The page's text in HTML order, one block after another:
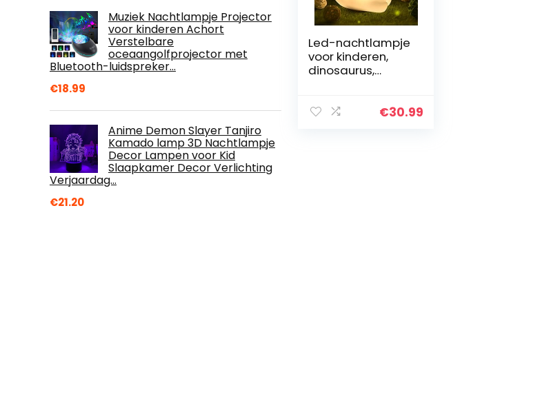
Muziek Nachtlampje Projector
voor kinderen Achort
Verstelbare
oceaangolfprojector met
Bluetooth-luidspreker…
€18.99
Anime Demon Slayer Tanjiro
Kamado lamp 3D Nachtlampje
Decor Lampen voor Kid
Slaapkamer Decor Verlichting
Verjaardag…
€21.20
Led-nachtlampje
voor kinderen,
dinosaurus,
nachtlamp, 7€30.99